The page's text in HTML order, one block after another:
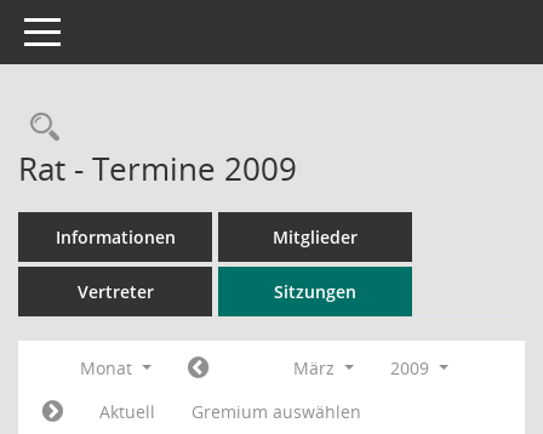
Toggle navigation
Rechercheauswahl
Rat - Termine 2009
Informationen Mitglieder
Vertreter Sitzungen
Monat März
2009
Aktuell
Gremium auswählen